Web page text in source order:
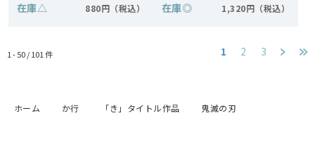
在庫△ 880円 在庫◎ 1,320円
1 - 50 /101 件 1 2 3
ホーム か行 「き」タイトル作品 鬼滅の刃